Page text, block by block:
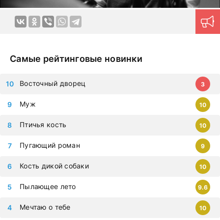
Самые рейтинговые новинки
Мечтаю о тебе 10
Пылающее лето 9.6
Кость дикой собаки 10
Пугающий роман 9
Птичья кость 10
Муж 10
Восточный дворец 3